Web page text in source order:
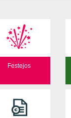
Festejos